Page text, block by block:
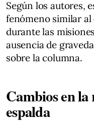
Según los autores,
fenómeno similar
durante las
ausencia de
sobre la columna.
Cambios en
espalda